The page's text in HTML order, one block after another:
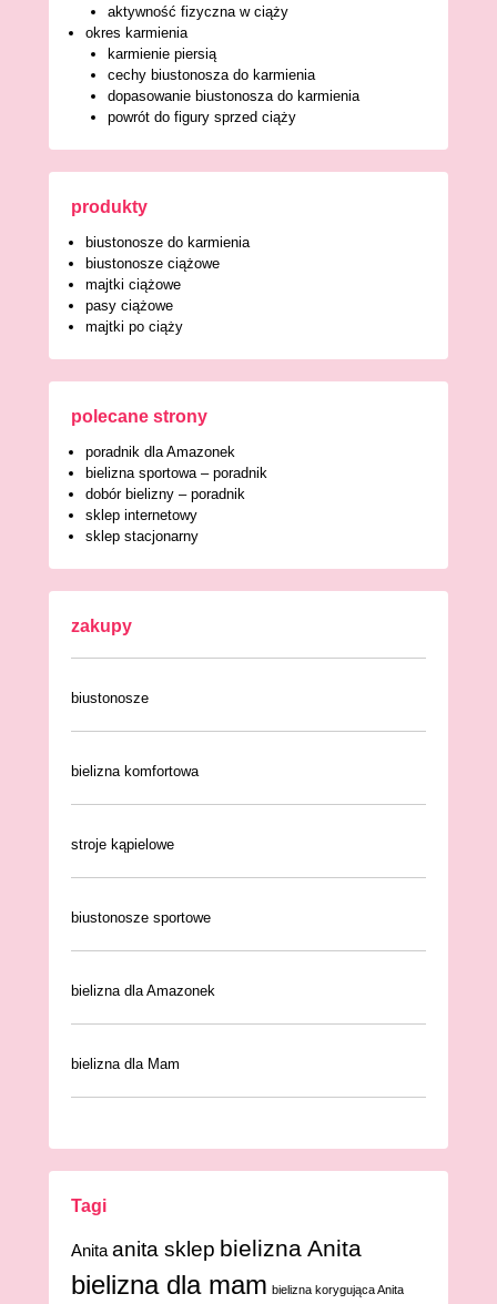
aktywność fizyczna w ciąży
okres karmienia
karmienie piersią
cechy biustonosza do karmienia
dopasowanie biustonosza do karmienia
powrót do figury sprzed ciąży
produkty
biustonosze do karmienia
biustonosze ciążowe
majtki ciążowe
pasy ciążowe
majtki po ciąży
polecane strony
poradnik dla Amazonek
bielizna sportowa – poradnik
dobór bielizny – poradnik
sklep internetowy
sklep stacjonarny
zakupy
biustonosze
bielizna komfortowa
stroje kąpielowe
biustonosze sportowe
bielizna dla Amazonek
bielizna dla Mam
Tagi
Anita anita sklep bielizna Anita
bielizna dla mam bielizna korygująca Anita